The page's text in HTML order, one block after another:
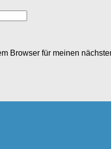
Browser für meinen